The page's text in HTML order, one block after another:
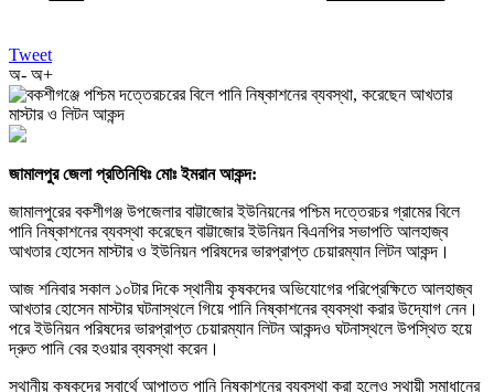
Tweet
অ- অ+
জামালপুর জেলা প্রতিনিধিঃ মোঃ ইমরান আকন্দ:
জামালপুরের বকশীগঞ্জ উপজেলার বাট্টাজোর ইউনিয়নের পশ্চিম দত্তেরচর গ্রামের বিলে
পানি নিষ্কাশনের ব্যবস্থা করেছেন বাট্টাজোর ইউনিয়ন বিএনপির সভাপতি আলহাজ্ব
আখতার হোসেন মাস্টার ও ইউনিয়ন পরিষদের ভারপ্রাপ্ত চেয়ারম্যান লিটন আকন্দ।
আজ শনিবার সকাল ১০টার দিকে স্থানীয় কৃষকদের অভিযোগের পরিপ্রেক্ষিতে আলহাজ্ব
আখতার হোসেন মাস্টার ঘটনাস্থলে গিয়ে পানি নিষ্কাশনের ব্যবস্থা করার উদ্যোগ নেন।
পরে ইউনিয়ন পরিষদের ভারপ্রাপ্ত চেয়ারম্যান লিটন আকন্দও ঘটনাস্থলে উপস্থিত হয়ে
দ্রুত পানি বের হওয়ার ব্যবস্থা করেন।
স্থানীয় কৃষকদের স্বার্থে আপাতত পানি নিষ্কাশনের ব্যবস্থা করা হলেও স্থায়ী সমাধানের